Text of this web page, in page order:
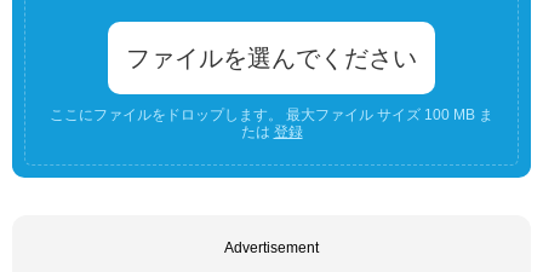
ファイルを選んでください
ここにファイルをドロップします。 最大ファイル サイズ 100 MB ま
たは 登録
Advertisement